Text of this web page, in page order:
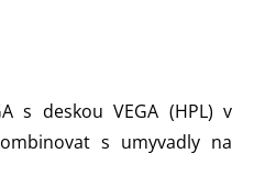
s deskou VEGA (HPL) v
s umyvadly na